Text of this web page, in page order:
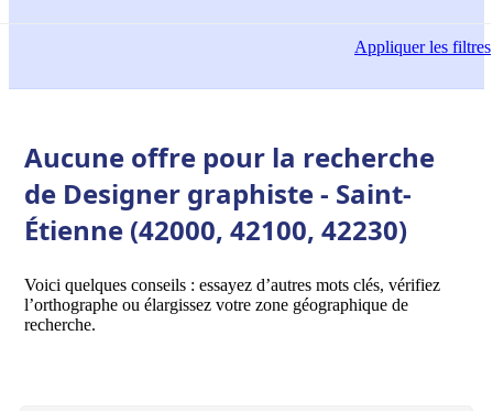
Appliquerles filtres
Aucune offre pour la recherche
de Designer graphiste - Saint-
Étienne (42000, 42100, 42230)
Voici quelques conseils : essayez d’autres mots clés, vérifiez
l’orthographe ou élargissez votre zone géographique de
recherche.